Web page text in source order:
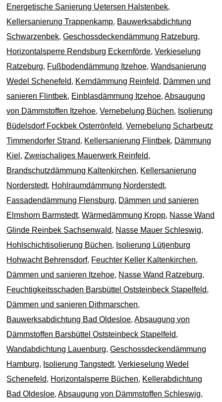
Energetische Sanierung Uetersen Halstenbek,
Kellersanierung Trappenkamp, Bauwerksabdichtung
Schwarzenbek,Geschossdeckendämmung Ratzeburg,
Horizontalsperre Rendsburg Eckernförde,Verkieselung
Ratzeburg, Fußbodendämmung Itzehoe,Wandsanierung
Wedel Schenefeld, Kerndämmung Reinfeld, Dämmen und
sanieren Flintbek, Einblasdämmung Itzehoe,Absaugung
von Dämmstoffen Itzehoe,Vernebelung Büchen, Isolierung
Büdelsdorf Fockbek Osterrönfeld,Vernebelung Scharbeutz
Timmendorfer Strand, Kellersanierung Flintbek, Dämmung
Kiel ,Zweischaliges Mauerwerk Reinfeld,
Brandschutzdämmung Kaltenkirchen, Kellersanierung
Norderstedt, Hohlraumdämmung Norderstedt,
Fassadendämmung Flensburg, Dämmen und sanieren
Elmshorn Barmstedt,Wärmedämmung Kropp, Nasse Wand
Glinde Reinbek Sachsenwald, Nasse Mauer Schleswig,
Hohlschichtisolierung Büchen, Isolierung Lütjenburg
Hohwacht Behrensdorf, Feuchter Keller Kaltenkirchen,
Dämmen und sanieren Itzehoe, Nasse Wand Ratzeburg,
Feuchtigkeitsschaden Barsbüttel Oststeinbeck Stapelfeld,
Dämmen und sanieren Dithmarschen,
Bauwerksabdichtung Bad Oldesloe,Absaugung von
Dämmstoffen Barsbüttel Oststeinbeck Stapelfeld,
Wandabdichtung Lauenburg,Geschossdeckendämmung
Hamburg, Isolierung Tangstedt,Verkieselung Wedel
Schenefeld, Horizontalsperre Büchen, Kellerabdichtung
Bad Oldesloe,Absaugung von Dämmstoffen Schleswig,